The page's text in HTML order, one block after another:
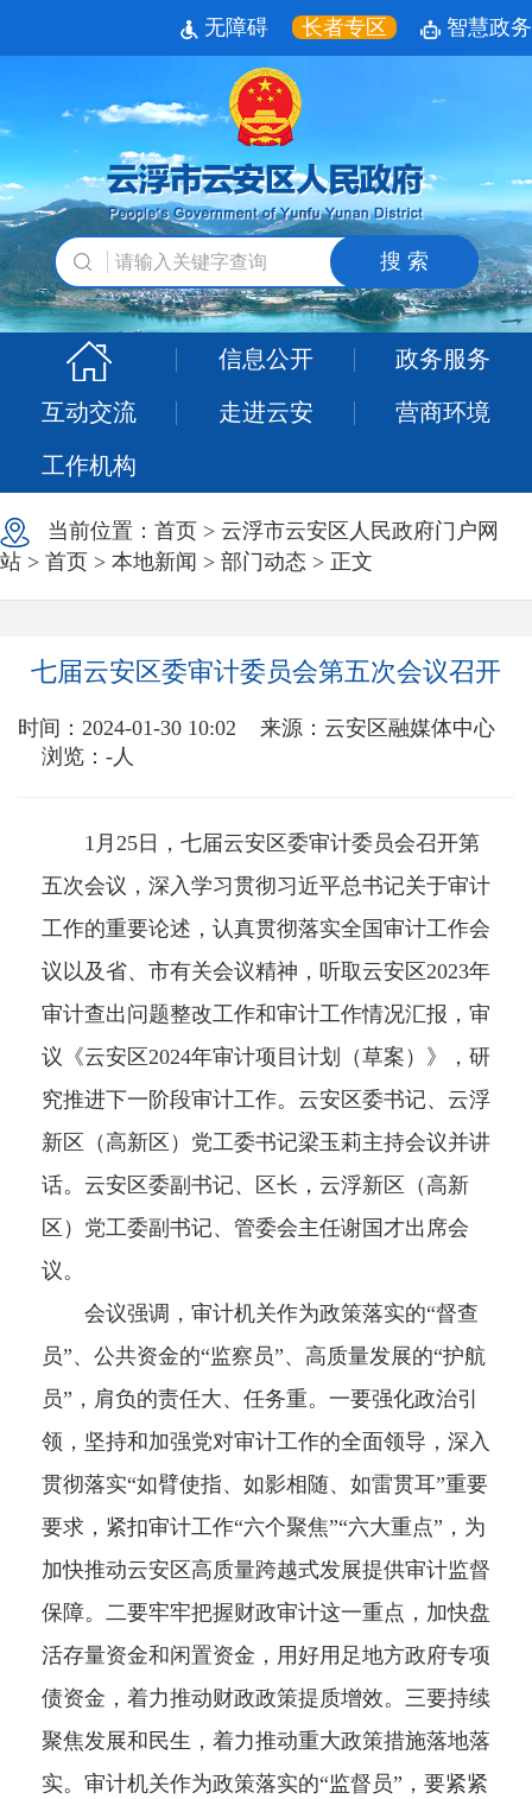
无障碍 长者专区 智慧政务
搜 索
信息公开 政务服务
互动交流 走进云安 营商环境
工作机构
当前位置： 首页 > 云浮市云安区人民政府门户网
站 > 首页 > 本地新闻 > 部门动态 > 正文
七届云安区委审计委员会第五次会议召开
时间：2024-01-30 10:02
来源：云安区融媒体中心
浏览： -人
1月25日，七届云安区委审计委员会召开第
五次会议，深入学习贯彻习近平总书记关于审计
工作的重要论述，认真贯彻落实全国审计工作会
议以及省、市有关会议精神，听取云安区2023年
审计查出问题整改工作和审计工作情况汇报，审
议《云安区2024年审计项目计划（草案）》，研
究推进下一阶段审计工作。云安区委书记、云浮
新区（高新区）党工委书记梁玉莉主持会议并讲
话。云安区委副书记、区长，云浮新区（高新
区）党工委副书记、管委会主任谢国才出席会
议。
会议强调，审计机关作为政策落实的“督查
员”、公共资金的“监察员”、高质量发展的“护航
员”，肩负的责任大、任务重。一要强化政治引
领，坚持和加强党对审计工作的全面领导，深入
贯彻落实“如臂使指、如影相随、如雷贯耳”重要
要求，紧扣审计工作“六个聚焦”“六大重点”，为
加快推动云安区高质量跨越式发展提供审计监督
保障。二要牢牢把握财政审计这一重点，加快盘
活存量资金和闲置资金，用好用足地方政府专项
债资金，着力推动财政政策提质增效。三要持续
聚焦发展和民生，着力推动重大政策措施落地落
实。审计机关作为政策落实的“监督员”，要紧紧